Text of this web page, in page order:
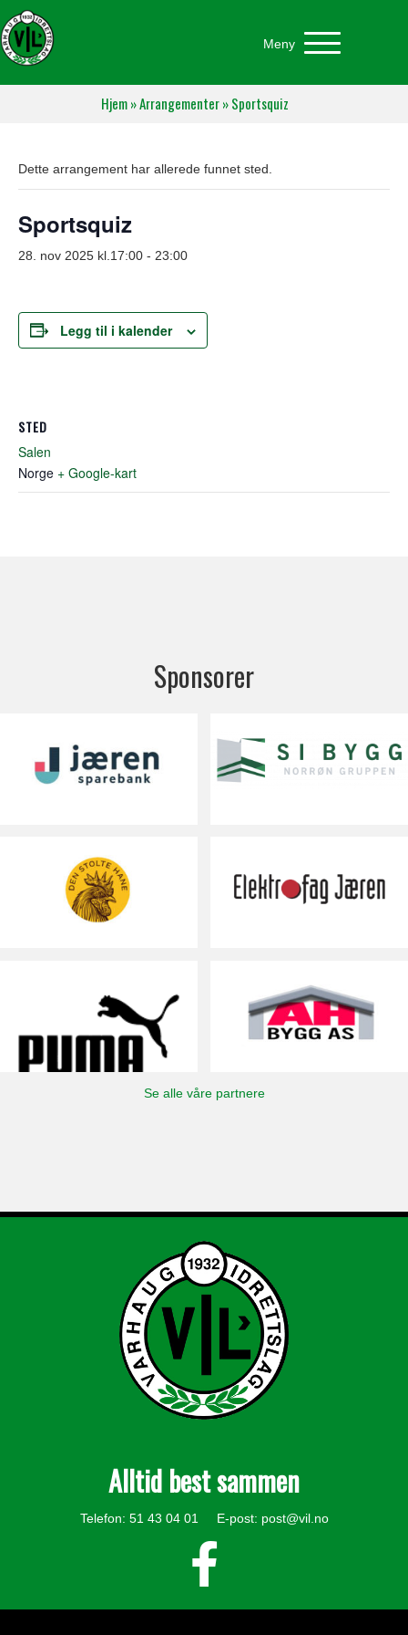
Meny
Hjem»Arrangementer»Sportsquiz
Dette arrangement har allerede funnet sted.
Sportsquiz
28. nov 2025 kl.17:00 - 23:00
Legg til i kalender
STED
Salen
Norge + Google-kart
Sponsorer
Se alle våre partnere
Alltid best sammen
Telefon: 51 43 04 01 E-post: post@vil.no